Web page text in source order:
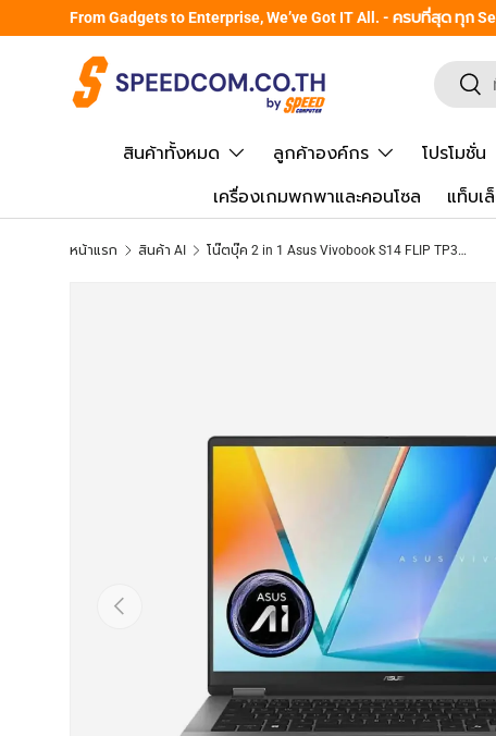
ข้ามไปยังเนื้อหา
From Gadgets to Enterprise, We’ve Got IT All. - ครบที่สุด ทุก
ค้นหา
ยืนยั
สินค้าทั้งหมด ลูกค้าองค์กร โปรโมชั่น
เครื่องเกมพกพาและคอนโซล แท็บเ
หน้าแรก สินค้า AI โน๊ตบุ๊ค 2 in 1 Asus Vivobook S14 FLIP TP3407SA-QL528WA Ultra 5 226V สีเทา (Matte Gray)
ก่อนหน้า